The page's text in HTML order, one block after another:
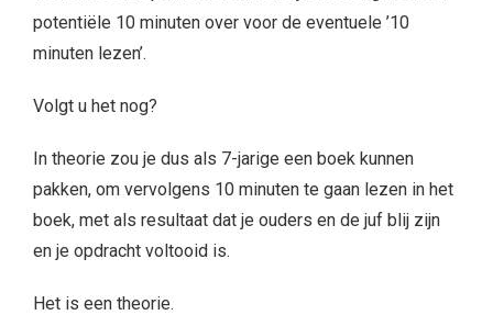
potentiële 10 minuten over voor de eventuele ’10
minuten lezen’.
Volgt u het nog?
In theorie zou je dus als 7-jarige een boek kunnen
pakken, om vervolgens 10 minuten te gaan lezen in het
boek, met als resultaat dat je ouders en de juf blij zijn
en je opdracht voltooid is.
Het is een theorie.